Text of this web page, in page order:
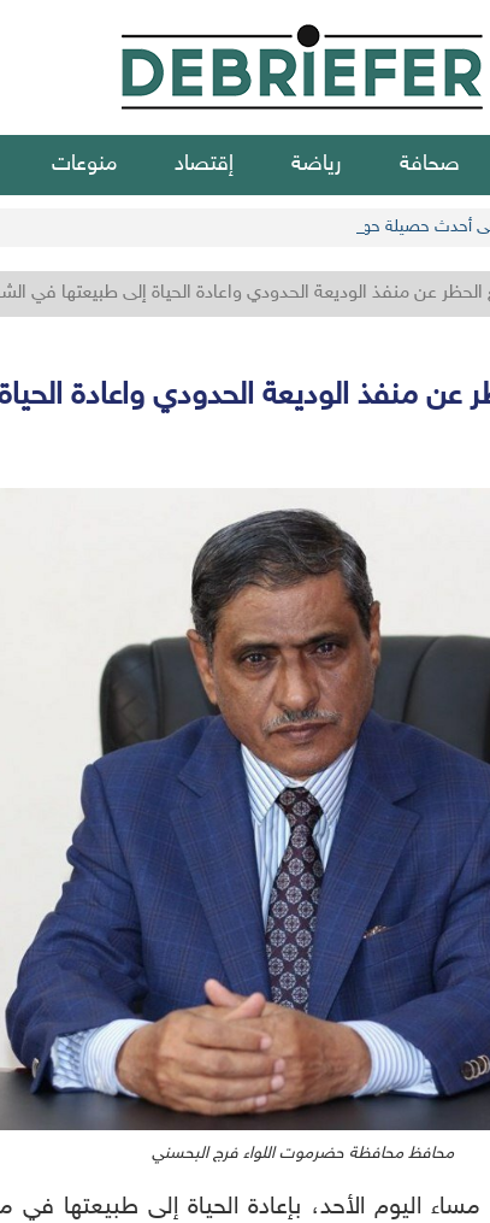
صحافة رياضة إقتصاد منوعات
عن منفذ الوديعة الحدودي واعادة الحياة إلى طبيعتها في
عن منفذ الوديعة الحدودي واعادة
محافظ محافظة حضرموت اللواء فرج البحسني
اليوم الأحد، بإعادة الحياة إلى طبيعتها في